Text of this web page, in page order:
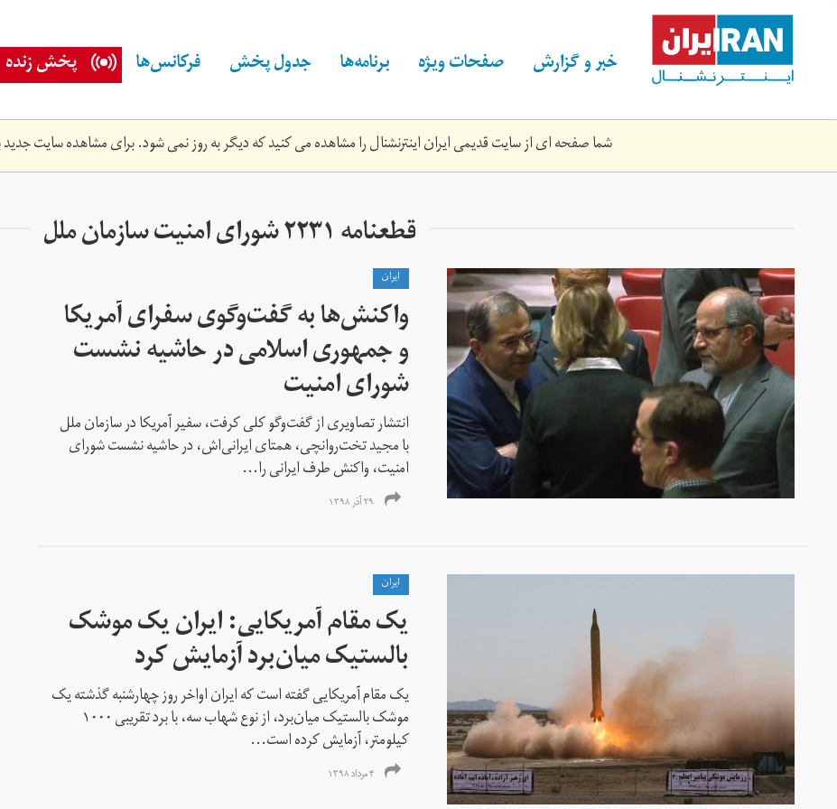
content خبر و گزارش صفحات ویژه برنامه‌ها جدول پخش فرکانس‌ها پخش زنده
شما صفحه ای از سایت قدیمی ایران اینترنشنال را مشاهده می کنید که دیگر به روز نمی شود. برای مشاهده سایت جدید
قطعنامه ۲۲۳۱ شورای امنیت سازمان ملل
ايران
واکنش‌ها به گفت‌وگوی سفرای آمریکا
و جمهوری اسلامی در حاشیه نشست
شورای امنیت
انتشار تصاویری از گفت‌وگو کلی کرفت، سفیر آمریکا در سازمان ملل
با مجید تخت‌روانچی، همتای ایرانی‌اش، در حاشیه نشست شورای
امنیت، واکنش‌ طرف ایرانی را...
۲۹ آذر ۱۳۹۸
ايران
یک مقام آمریکایی: ایران یک موشک
بالستیک میان‌برد آزمایش کرد
یک مقام آمریکایی گفته است که ایران اواخر روز چهارشنبه گذشته یک
موشک بالستیک میان‌برد، از نوع شهاب سه، با برد تقریبی ۱۰۰۰
کیلومتر، آزمایش کرده است...
۴ مرداد ۱۳۹۸